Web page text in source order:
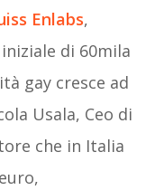
Enlabs,
di 60mila
gay cresce ad
Usala, Ceo di
che in Italia